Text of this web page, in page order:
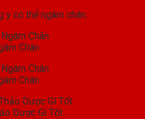
có thể ngâm chân.
Chân
Chân
Dược Gì Tốt